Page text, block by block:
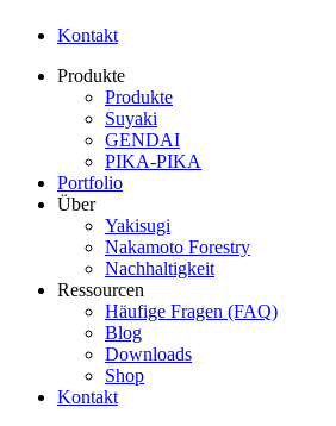
Kontakt
Produkte
Produkte
Suyaki
GENDAI
PIKA-PIKA
Portfolio
Über
Yakisugi
Nakamoto Forestry
Nachhaltigkeit
Ressourcen
Häufige Fragen (FAQ)
Blog
Downloads
Shop
Kontakt